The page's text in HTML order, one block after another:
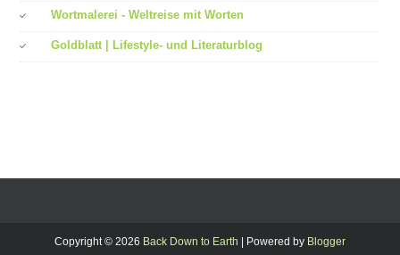
Wortmalerei - Weltreise mit Worten
Goldblatt | Lifestyle- und Literaturblog
Copyright © 2026 Back Down to Earth | Powered by Blogger